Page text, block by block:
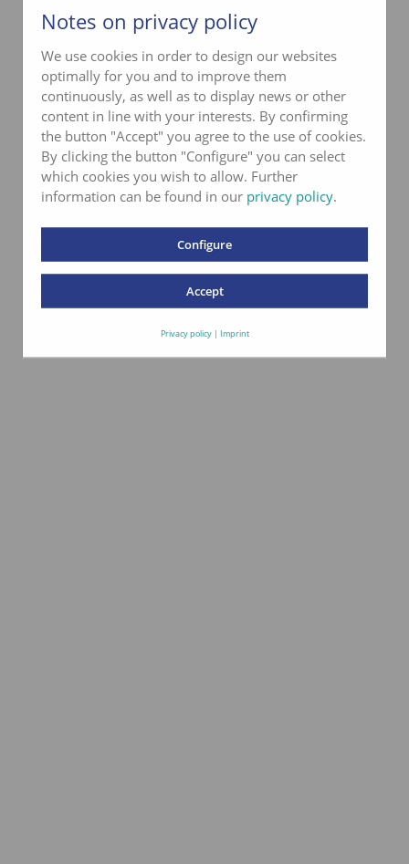
Notes on privacy policy
We use cookies in order to design our websites
optimally for you and to improve them
continuously, as well as to display news or other
content in line with your interests. By confirming
the button "Accept" you agree to the use of cookies.
By clicking the button "Configure" you can select
which cookies you wish to allow. Further
information can be found in our privacy policy.
Configure
Accept
Privacy policy| Imprint